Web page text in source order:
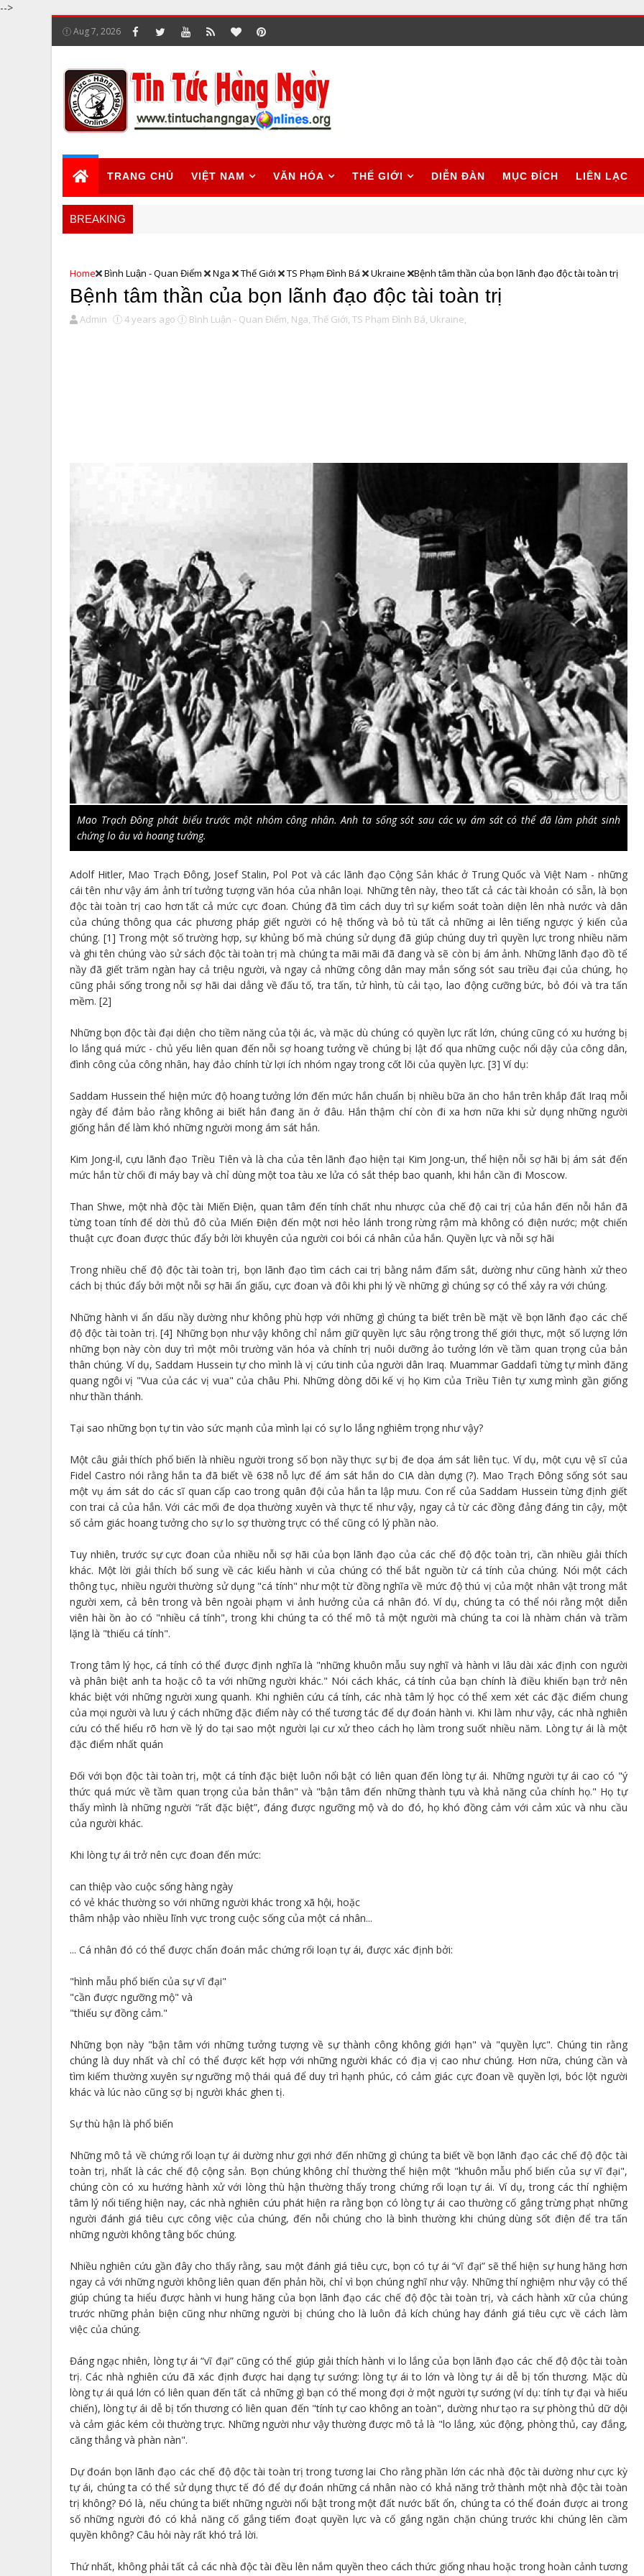
-->
Aug 7, 2026
TRANG CHỦ VIỆT NAM VĂN HÓA THẾ GIỚI DIỄN ĐÀN MỤC ĐÍCH LIÊN LẠC
BREAKING
Home Bình Luận - Quan Điểm Nga Thế Giới TS Phạm Đình Bá Ukraine Bệnh tâm thần của bọn lãnh đạo độc tài toàn trị
Bệnh tâm thần của bọn lãnh đạo độc tài toàn trị
Admin 4 years ago Bình Luận - Quan Điểm, Nga, Thế Giới, TS Phạm Đình Bá, Ukraine,
Mao Trạch Đông phát biểu trước một nhóm công nhân. Anh ta sống sót sau các vụ ám sát có thể đã làm phát sinh
chứng lo âu và hoang tưởng.
Adolf Hitler, Mao Trạch Đông, Josef Stalin, Pol Pot và các lãnh đạo Cộng Sản khác ở Trung Quốc và Việt Nam - những
cái tên như vậy ám ảnh trí tưởng tượng văn hóa của nhân loại. Những tên này, theo tất cả các tài khoản có sẵn, là bọn
độc tài toàn trị cao hơn tất cả mức cực đoan. Chúng đã tìm cách duy trì sự kiểm soát toàn diện lên nhà nước và dân
của chúng thông qua các phương pháp giết người có hệ thống và bỏ tù tất cả những ai lên tiếng ngược ý kiến của
chúng. [1] Trong một số trường hợp, sự khủng bố mà chúng sử dụng đã giúp chúng duy trì quyền lực trong nhiều năm
và ghi tên chúng vào sử sách độc tài toàn trị mà chúng ta mãi mãi đã đang và sẽ còn bị ám ảnh. Những lãnh đạo đồ tể
nầy đã giết trăm ngàn hay cả triệu người, và ngay cả những công dân may mắn sống sót sau triều đại của chúng, họ
cũng phải sống trong nỗi sợ hãi dai dẳng về đấu tố, tra tấn, tử hình, tù cải tạo, lao động cưỡng bức, bỏ đói và tra tấn
mềm. [2]
Những bọn độc tài đại diện cho tiềm năng của tội ác, và mặc dù chúng có quyền lực rất lớn, chúng cũng có xu hướng bị
lo lắng quá mức - chủ yếu liên quan đến nỗi sợ hoang tưởng về chúng bị lật đổ qua những cuộc nổi dậy của công dân,
đình công của công nhân, hay đảo chính từ lợi ích nhóm ngay trong cốt lõi của quyền lực. [3] Ví dụ:
Saddam Hussein thể hiện mức độ hoang tưởng lớn đến mức hắn chuẩn bị nhiều bữa ăn cho hắn trên khắp đất Iraq mỗi
ngày để đảm bảo rằng không ai biết hắn đang ăn ở đâu. Hắn thậm chí còn đi xa hơn nữa khi sử dụng những người
giống hắn để làm khó những người mong ám sát hắn.
Kim Jong-il, cựu lãnh đạo Triều Tiên và là cha của tên lãnh đạo hiện tại Kim Jong-un, thể hiện nỗi sợ hãi bị ám sát đến
mức hắn từ chối đi máy bay và chỉ dùng một toa tàu xe lửa có sắt thép bao quanh, khi hắn cần đi Moscow.
Than Shwe, một nhà độc tài Miến Điện, quan tâm đến tính chất nhu nhược của chế độ cai trị của hắn đến nỗi hắn đã
từng toan tính để dời thủ đô của Miến Điện đến một nơi hẻo lánh trong rừng rậm mà không có điện nước; một chiến
thuật cực đoan được thúc đẩy bởi lời khuyên của người coi bói cá nhân của hắn. Quyền lực và nỗi sợ hãi
Trong nhiều chế độ độc tài toàn trị, bọn lãnh đạo tìm cách cai trị bằng nắm đấm sắt, dường như cũng hành xử theo
cách bị thúc đẩy bởi một nỗi sợ hãi ẩn giấu, cực đoan và đôi khi phi lý về những gì chúng sợ có thể xảy ra với chúng.
Những hành vi ẩn dấu nầy dường như không phù hợp với những gì chúng ta biết trên bề mặt về bọn lãnh đạo các chế
độ độc tài toàn trị. [4] Những bọn như vậy không chỉ nắm giữ quyền lực sâu rộng trong thế giới thực, một số lượng lớn
những bọn này còn duy trì một môi trường văn hóa và chính trị nuôi dưỡng ảo tưởng lớn về tầm quan trọng của bản
thân chúng. Ví dụ, Saddam Hussein tự cho mình là vị cứu tinh của người dân Iraq. Muammar Gaddafi từng tự mình đăng
quang ngôi vị "Vua của các vị vua" của châu Phi. Những dòng dõi kế vị họ Kim của Triều Tiên tự xưng mình gần giống
như thần thánh.
Tại sao những bọn tự tin vào sức mạnh của mình lại có sự lo lắng nghiêm trọng như vậy?
Một câu giải thích phổ biến là nhiều người trong số bọn nầy thực sự bị đe dọa ám sát liên tục. Ví dụ, một cựu vệ sĩ của
Fidel Castro nói rằng hắn ta đã biết về 638 nỗ lực để ám sát hắn do CIA dàn dựng (?). Mao Trạch Đông sống sót sau
một vụ ám sát do các sĩ quan cấp cao trong quân đội của hắn ta lập mưu. Con rể của Saddam Hussein từng định giết
con trai cả của hắn. Với các mối đe dọa thường xuyên và thực tế như vậy, ngay cả từ các đồng đảng đáng tin cậy, một
số cảm giác hoang tưởng cho sự lo sợ thường trực có thể cũng có lý phần nào.
Tuy nhiên, trước sự cực đoan của nhiều nỗi sợ hãi của bọn lãnh đạo của các chế độ độc toàn trị, cần nhiều giải thích
khác. Một lời giải thích bổ sung về các kiểu hành vi của chúng có thể bắt nguồn từ cá tính của chúng. Nói một cách
thông tục, nhiều người thường sử dụng "cá tính" như một từ đồng nghĩa về mức độ thú vị của một nhân vật trong mắt
người xem, cả bên trong và bên ngoài phạm vi ảnh hưởng của cá nhân đó. Ví dụ, chúng ta có thể nói rằng một diễn
viên hài ồn ào có "nhiều cá tính", trong khi chúng ta có thể mô tả một người mà chúng ta coi là nhàm chán và trầm
lặng là "thiếu cá tính".
Trong tâm lý học, cá tính có thể được định nghĩa là "những khuôn mẫu suy nghĩ và hành vi lâu dài xác định con người
và phân biệt anh ta hoặc cô ta với những người khác." Nói cách khác, cá tính của bạn chính là điều khiến bạn trở nên
khác biệt với những người xung quanh. Khi nghiên cứu cá tính, các nhà tâm lý học có thể xem xét các đặc điểm chung
của mọi người và lưu ý cách những đặc điểm này có thể tương tác để dự đoán hành vi. Khi làm như vậy, các nhà nghiên
cứu có thể hiểu rõ hơn về lý do tại sao một người lại cư xử theo cách họ làm trong suốt nhiều năm. Lòng tự ái là một
đặc điểm nhất quán
Đối với bọn độc tài toàn trị, một cá tính đặc biệt luôn nổi bật có liên quan đến lòng tự ái. Những người tự ái cao có "ý
thức quá mức về tầm quan trọng của bản thân" và "bận tâm đến những thành tựu và khả năng của chính họ." Họ tự
thấy mình là những người “rất đặc biệt”, đáng được ngưỡng mộ và do đó, họ khó đồng cảm với cảm xúc và nhu cầu
của người khác.
Khi lòng tự ái trở nên cực đoan đến mức:
can thiệp vào cuộc sống hàng ngày
có vẻ khác thường so với những người khác trong xã hội, hoặc
thâm nhập vào nhiều lĩnh vực trong cuộc sống của một cá nhân...
... Cá nhân đó có thể được chẩn đoán mắc chứng rối loạn tự ái, được xác định bởi:
"hình mẫu phổ biến của sự vĩ đại"
"cần được ngưỡng mộ" và
"thiếu sự đồng cảm."
Những bọn này "bận tâm với những tưởng tượng về sự thành công không giới hạn" và "quyền lực". Chúng tin rằng
chúng là duy nhất và chỉ có thể được kết hợp với những người khác có địa vị cao như chúng. Hơn nữa, chúng cần và
tìm kiếm thường xuyên sự ngưỡng mộ thái quá để duy trì hạnh phúc, có cảm giác cực đoan về quyền lợi, bóc lột người
khác và lúc nào cũng sợ bị người khác ghen tị.
Sự thù hận là phổ biến
Những mô tả về chứng rối loạn tự ái dường như gợi nhớ đến những gì chúng ta biết về bọn lãnh đạo các chế độ độc tài
toàn trị, nhất là các chế độ cộng sản. Bọn chúng không chỉ thường thể hiện một "khuôn mẫu phổ biến của sự vĩ đại",
chúng còn có xu hướng hành xử với lòng thù hận thường thấy trong chứng rối loạn tự ái. Ví dụ, trong các thí nghiệm
tâm lý nổi tiếng hiện nay, các nhà nghiên cứu phát hiện ra rằng bọn có lòng tự ái cao thường cố gắng trừng phạt những
người đánh giá tiêu cực công việc của chúng, đến nỗi chúng cho là bình thường khi chúng dùng sốt điện để tra tấn
những người không tâng bốc chúng.
Nhiều nghiên cứu gần đây cho thấy rằng, sau một đánh giá tiêu cực, bọn có tự ái “vĩ đại” sẽ thể hiện sự hung hăng hơn
ngay cả với những người không liên quan đến phản hồi, chỉ vì bọn chúng nghĩ như vậy. Những thí nghiệm như vậy có thể
giúp chúng ta hiểu được hành vi hung hăng của bọn lãnh đạo các chế độ độc tài toàn trị, và cách hành xữ của chúng
trước những phản biện cũng như những người bị chúng cho là luôn đả kích chúng hay đánh giá tiêu cực về cách làm
việc của chúng.
Đáng ngạc nhiên, lòng tự ái “vĩ đại” cũng có thể giúp giải thích hành vi lo lắng của bọn lãnh đạo các chế độ độc tài toàn
trị. Các nhà nghiên cứu đã xác định được hai dạng tự sướng: lòng tự ái to lớn và lòng tự ái dễ bị tổn thương. Mặc dù
lòng tự ái quá lớn có liên quan đến tất cả những gì bạn có thể mong đợi ở một người tự sướng (ví dụ: tính tự đại và hiếu
chiến), lòng tự ái dễ bị tổn thương có liên quan đến "tính tự cao không an toàn", dường như tạo ra sự phòng thủ dữ dội
và cảm giác kém cỏi thường trực. Những người như vậy thường được mô tả là "lo lắng, xúc động, phòng thủ, cay đắng,
căng thẳng và phàn nàn".
Dự đoán bọn lãnh đạo các chế độ độc tài toàn trị trong tương lai Cho rằng phần lớn các nhà độc tài dường như cực kỳ
tự ái, chúng ta có thể sử dụng thực tế đó để dự đoán những cá nhân nào có khả năng trở thành một nhà độc tài toàn
trị không? Đó là, nếu chúng ta biết những người nổi bật trong một đất nước bất ổn, chúng ta có thể đoán được ai trong
số những người đó có khả năng cố gắng tiếm đoạt quyền lực và cố gắng ngăn chặn chúng trước khi chúng lên cầm
quyền không? Câu hỏi này rất khó trả lời.
Thứ nhất, không phải tất cả các nhà độc tài đều lên nắm quyền theo cách thức giống nhau hoặc trong hoàn cảnh tương